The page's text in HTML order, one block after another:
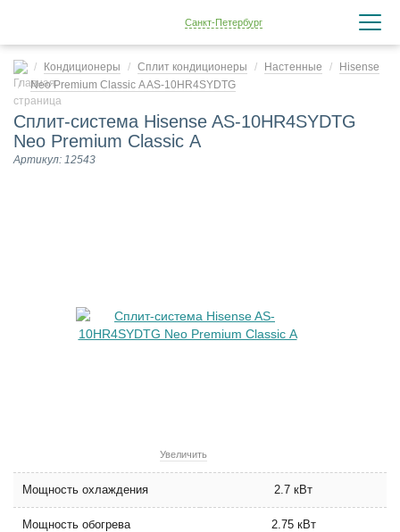
Санкт-Петербург
Кондиционеры Сплит кондиционеры Настенные
Hisense
Neo Premium Classic A AS-10HR4SYDTG
Сплит-система Hisense AS-10HR4SYDTG
Neo Premium Classic A
Артикул: 12543
Увеличить
Мощность охлаждения 2.7 кВт
Мощность обогрева 2.75 кВт